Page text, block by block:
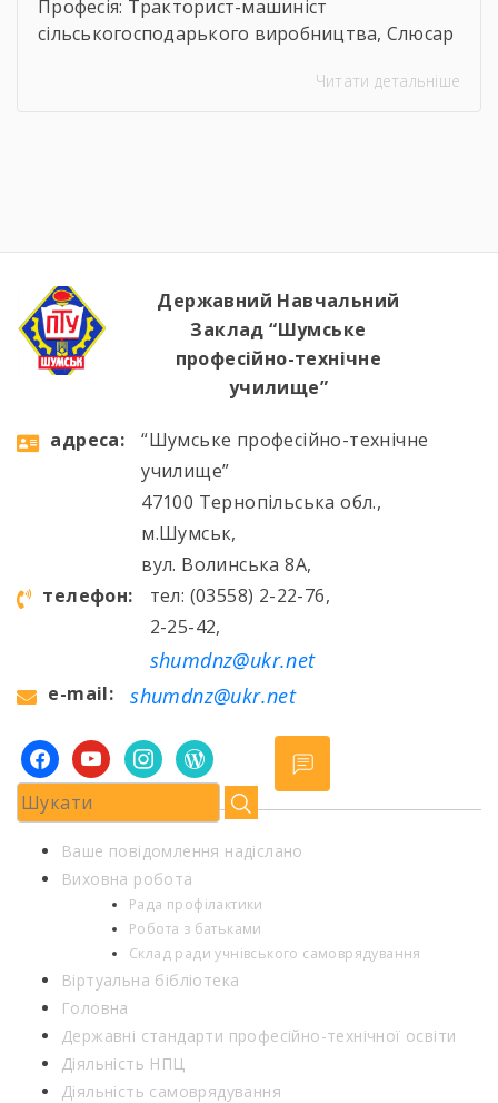
Професія: Тракторист-машиніст
сільськогосподарького виробництва, Слюсар
устаткування, водій автотранспортних
Читати детальніше
Державний Навчальний
Заклад “Шумське
професійно-технічне
училище”
aдресa:
“Шумське професійно-технічне
училище”
47100 Тернопільська обл.,
м.Шумськ,
вул. Волинська 8А,
телефон:
тел: (03558) 2-22-76,
2-25-42,
shumdnz@ukr.net
e-mail: shumdnz@ukr.net
facebookyoutubeinstagramwordpress
Ваше повідомлення надіслано
Виховна робота
Рада профілактики
Робота з батьками
Склад ради учнівського самоврядування
Віртуальна бібліотека
Головна
Державні стандарти професійно-технічної освіти
Діяльність НПЦ
Діяльність самоврядування